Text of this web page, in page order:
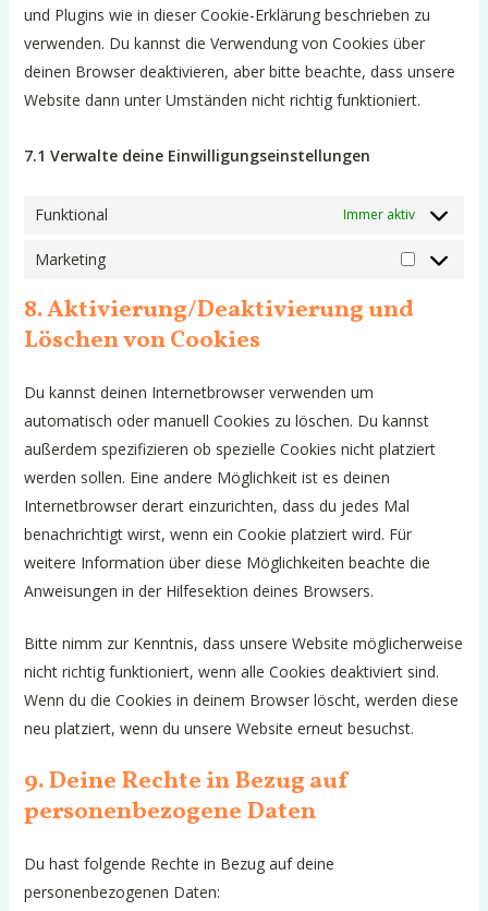
und Plugins wie in dieser Cookie-Erklärung beschrieben zu
verwenden. Du kannst die Verwendung von Cookies über
deinen Browser deaktivieren, aber bitte beachte, dass unsere
Website dann unter Umständen nicht richtig funktioniert.
7.1 Verwalte deine Einwilligungseinstellungen
Funktional Immer aktiv
Marketing
Marketing
8. Aktivierung/Deaktivierung und
Löschen von Cookies
Du kannst deinen Internetbrowser verwenden um
automatisch oder manuell Cookies zu löschen. Du kannst
außerdem spezifizieren ob spezielle Cookies nicht platziert
werden sollen. Eine andere Möglichkeit ist es deinen
Internetbrowser derart einzurichten, dass du jedes Mal
benachrichtigt wirst, wenn ein Cookie platziert wird. Für
weitere Information über diese Möglichkeiten beachte die
Anweisungen in der Hilfesektion deines Browsers.
Bitte nimm zur Kenntnis, dass unsere Website möglicherweise
nicht richtig funktioniert, wenn alle Cookies deaktiviert sind.
Wenn du die Cookies in deinem Browser löscht, werden diese
neu platziert, wenn du unsere Website erneut besuchst.
9. Deine Rechte in Bezug auf
personenbezogene Daten
Du hast folgende Rechte in Bezug auf deine
personenbezogenen Daten: